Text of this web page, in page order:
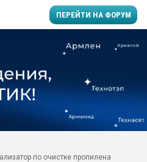
ПЕРЕЙТИ НА ФОРУМ
заводу пластмасс"
по очистке пропилена